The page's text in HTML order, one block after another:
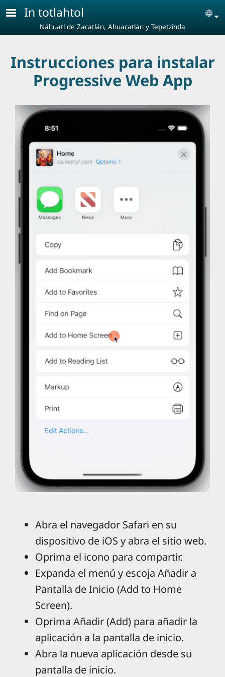
Pasar al contenido principal
In totlahtol
Náhuatl de Zacatlán, Ahuacatlán y Tepetzintla
Instrucciones para instalar
Progressive Web App
Abra el navegador Safari en su
dispositivo de iOS y abra el sitio web.
Oprima el icono para compartir.
Expanda el menú y escoja Añadir a
Pantalla de Inicio (Add to Home
Screen).
Oprima Añadir (Add) para añadir la
aplicación a la pantalla de inicio.
Abra la nueva aplicación desde su
pantalla de inicio.